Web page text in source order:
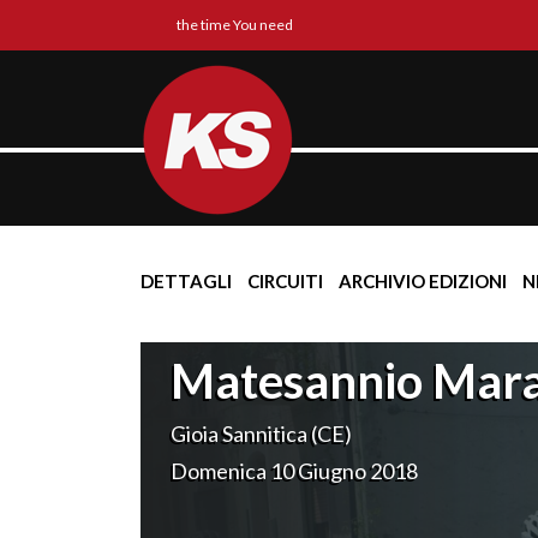
the time You need
DETTAGLI CIRCUITI ARCHIVIO EDIZIONI
Matesannio
Gioia Sannitica (CE)
Domenica 10 Giugno 2018